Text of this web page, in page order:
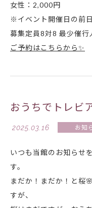
女性：2,000円
※イベント開催日の前
募集定員8対8 最少催行
ご予約はこちらから✨
おうちでトレビ
2025.03.16 お知
いつも当館のお知らせ
す。
まだか！まだか！と桜
すが、